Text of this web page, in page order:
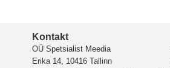
Kontakt
OÜ Spetsialist Meedia
Erika 14, 10416 Tallinn